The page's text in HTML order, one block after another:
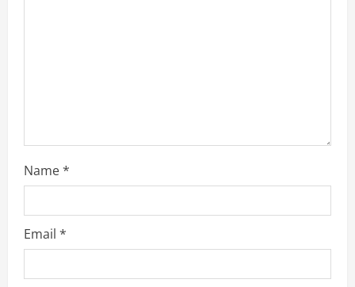
Name*
Email *